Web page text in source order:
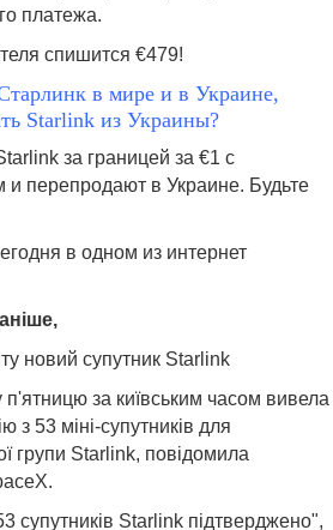
платежа.
спишится €479!
в мире и в Украине,
Starlink из Украины?
за границей за €1 с
перепродают в Украине. Будьте
в одном из интернет
новий супутник Starlink
п'ятницю за київським часом вивела
з 53 міні-супутників для
групи Starlink, повідомила
супутників Starlink підтверджено",